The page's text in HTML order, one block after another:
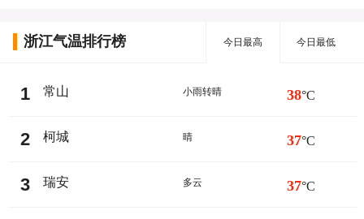
浙江气温排行榜 今日最高 今日最低
1 常山 小雨转晴 38°C
2 柯城 晴 37°C
3 瑞安 多云 37°C